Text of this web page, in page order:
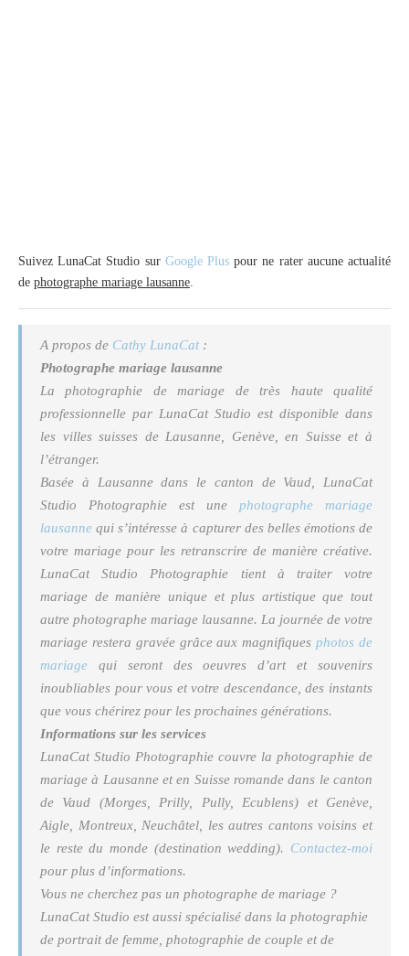
Suivez LunaCat Studio sur Google Plus pour ne rater aucune actualité
de photographe mariage lausanne.
A propos de Cathy LunaCat:
Photographe mariage lausanne
La photographie de mariage de très haute qualité
professionnelle par LunaCat Studio est disponible dans
les villes suisses de Lausanne, Genève, en Suisse et à
l’étranger.
Basée à Lausanne dans le canton de Vaud, LunaCat
Studio Photographie est une photographe mariage
lausanne qui s’intéresse à capturer des belles émotions de
votre mariage pour les retranscrire de manière créative.
LunaCat Studio Photographie tient à traiter votre
mariage de manière unique et plus artistique que tout
autre photographe mariage lausanne. La journée de votre
mariage restera gravée grâce aux magnifiquesphotos de
mariage qui seront des oeuvres d’art et souvenirs
inoubliables pour vous et votre descendance, des instants
que vous chérirez pour les prochaines générations.
Informations sur les services
LunaCat Studio Photographie couvre la photographie de
mariage à Lausanne et en Suisse romande dans le canton
de Vaud (Morges, Prilly, Pully, Ecublens) et Genève,
Aigle, Montreux, Neuchâtel, les autres cantons voisins et
le reste du monde (destination wedding). Contactez-moi
pour plus d’informations.
Vous ne cherchez pas un photographe de mariage ?
LunaCat Studio est aussi spécialisé dans la photographie
de portrait de femme, photographie de couple et de